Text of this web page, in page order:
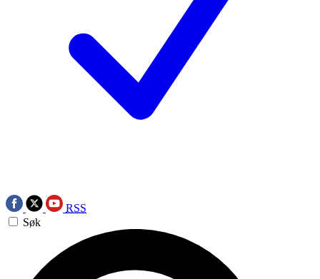
RSS
Søk